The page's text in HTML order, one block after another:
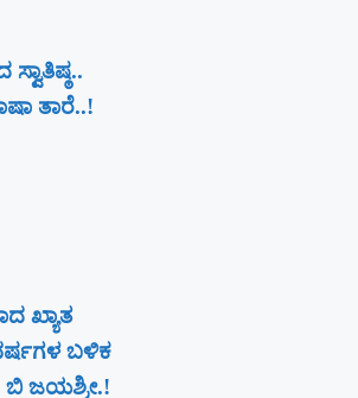
ತಾರೆ..!
ಖ್ಯಾತ
ಬಳಿಕ
ಜಯಶ್ರೀ.!